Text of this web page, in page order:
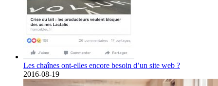
Les chaînes ont-elles encore besoin d’un site web ?
2016-08-19